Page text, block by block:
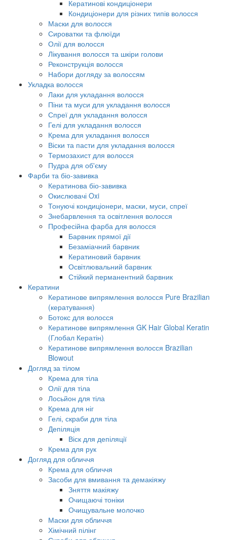
Кератинові кондиціонери
Кондиціонери для різних типів волосся
Маски для волосся
Сироватки та флюїди
Олії для волосся
Лікування волосся та шкіри голови
Реконструкція волосся
Набори догляду за волоссям
Укладка волосся
Лаки для укладання волосся
Піни та муси для укладання волосся
Спреї для укладання волосся
Гелі для укладання волосся
Крема для укладання волосся
Віски та пасти для укладання волосся
Термозахист для волосся
Пудра для об'єму
Фарби та біо-завивка
Кератинова біо-завивка
Окислювачі Oxi
Тонуючі кондиціонери, маски, муси, спреї
Знебарвлення та освітлення волосся
Професійна фарба для волосся
Барвник прямої дії
Безаміачний барвник
Кератиновий барвник
Освітлювальний барвник
Стійкий перманентний барвник
Кератини
Кератинове випрямлення волосся Pure Brazilian
(кератування)
Ботокс для волосся
Кератинове випрямлення GK Hair Global Keratin
(Глобал Кератін)
Кератинове випрямлення волосся Brazilian
Blowout
Догляд за тілом
Крема для тіла
Олії для тіла
Лосьйон для тіла
Крема для ніг
Гелі, скраби для тіла
Депіляція
Віск для депіляції
Крема для рук
Догляд для обличчя
Крема для обличчя
Засоби для вмивання та демакіяжу
Зняття макіяжу
Очищаючі тоніки
Очищувальне молочко
Маски для обличчя
Хімічний пілінг